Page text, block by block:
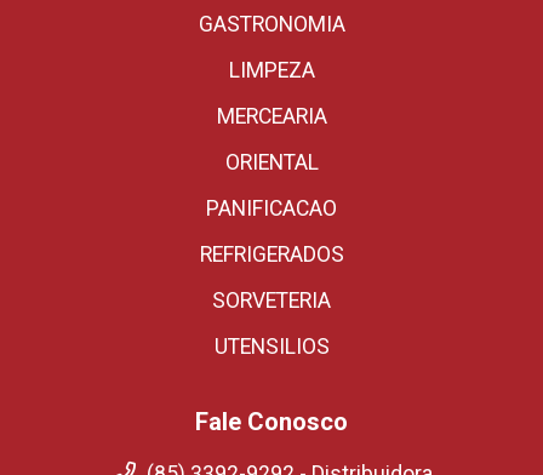
GASTRONOMIA
LIMPEZA
MERCEARIA
ORIENTAL
PANIFICACAO
REFRIGERADOS
SORVETERIA
UTENSILIOS
Fale Conosco